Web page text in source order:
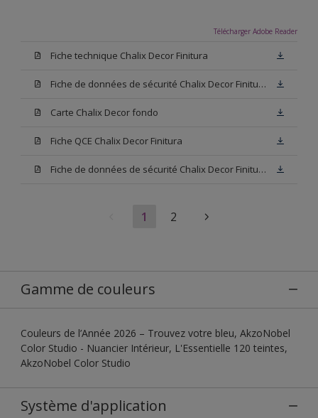
Télécharger Adobe Reader
Fiche technique Chalix Decor Finitura
Fiche de données de sécurité Chalix Decor Finitura Base W05
Carte Chalix Decor fondo
Fiche QCE Chalix Decor Finitura
Fiche de données de sécurité Chalix Decor Finitura Base N00
1 2
Gamme de couleurs
Couleurs de l’Année 2026 – Trouvez votre bleu, AkzoNobel
Color Studio - Nuancier Intérieur, L'Essentielle 120 teintes,
AkzoNobel Color Studio
Système d'application